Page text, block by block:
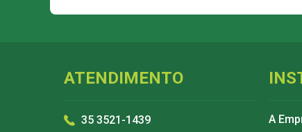
ATENDIMENTO
35 3521-1439
A